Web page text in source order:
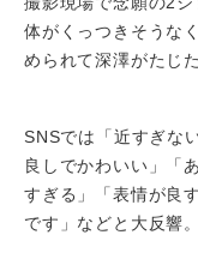
体がくっつきそうな
められて深澤がたじ
SNSでは「近すぎな
良しでかわいい」「
すぎる」「表情が良
です」などと大反響。